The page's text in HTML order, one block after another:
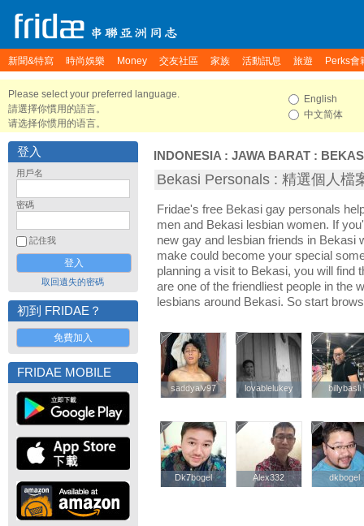
新聞&特寫 時尚娛樂 Money 交友社區 家族 活動訊息 旅遊 Perks會
Please select your preferred language.
請選擇你慣用的語言。
请选择你惯用的语言。
English
中文简体
登入
用戶名
密碼
記住我
取回遺失的密碼
初到 FRIDAE？
免費加入
FRIDAE MOBILE
INDONESIA : JAWA BARAT :
Bekasi Personals : 精選個人檔
Fridae's free Bekasi gay personals
men and Bekasi lesbian women. If
new gay and lesbian friends in Bekasi
make could become your special
planning a visit to Bekasi, you will find
are one of the friendliest people in the
lesbians around Bekasi. So start
saddyalv97
saddyalv97 lovablelukey
lovablelukey billybasli
billybasli
Dk7bogel
Dk7bogel Alex332
Alex332 dkbogel
dkbogel